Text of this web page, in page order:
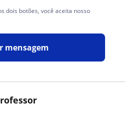
dois botões, você aceita nosso
mensagem